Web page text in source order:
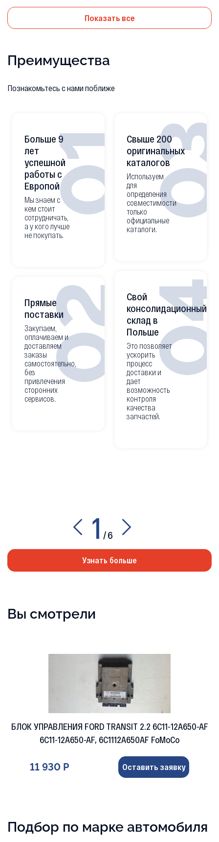
Показать все
Преимущества
Познакомьтесь с нами поближе
01
Больше 9
лет
успешной
работы с
Европой
Мы знаем с
кем стоит
сотрудничать,
а у кого лучше
не покупать.
02
Прямые
поставки
Закупаем,
оплачиваем и
доставляем
заказы
самостоятельно,
без
привлечения
сторонних
сервисов.
Свыше 200
оригинальных
каталогов
Используем
для
определения
совместимости
только
официальные
каталоги.
Свой
консолидационный
склад в
Польше
Это позволяет
ускорить
процесс
доставки и
дает
возможность
контроля
качества
запчастей.
1 /6
Узнать больше
Вы смотрели
БЛОК УПРАВЛЕНИЯ FORD TRANSIT 2.2 6C11-12A650-AF
6C11-12A650-AF, 6C1112A650AF FoMoCo
11 930 Р Оставить заявку
Подбор по марке автомобиля